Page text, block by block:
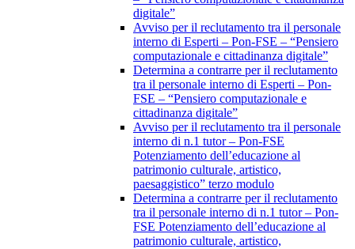
digitale”
Avviso per il reclutamento tra il personale
interno di Esperti – Pon-FSE – “Pensiero
computazionale e cittadinanza digitale”
Determina a contrarre per il reclutamento
tra il personale interno di Esperti – Pon-
FSE – “Pensiero computazionale e
cittadinanza digitale”
Avviso per il reclutamento tra il personale
interno di n.1 tutor – Pon-FSE
Potenziamento dell’educazione al
patrimonio culturale, artistico,
paesaggistico” terzo modulo
Determina a contrarre per il reclutamento
tra il personale interno di n.1 tutor – Pon-
FSE Potenziamento dell’educazione al
patrimonio culturale, artistico,